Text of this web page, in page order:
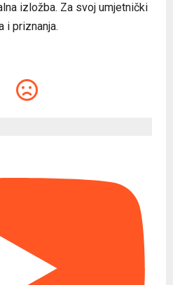
izložba. Za svoj umjetnički
i priznanja.